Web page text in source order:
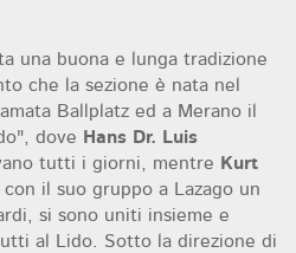
una buona e lunga tradizione
che la sezione è nata nel
Ballplatz ed a Merano il
dove Hans Dr. Luis
tutti i giorni, mentre Kurt
il suo gruppo a Lazago un
si sono uniti insieme e
al Lido. Sotto la direzione di